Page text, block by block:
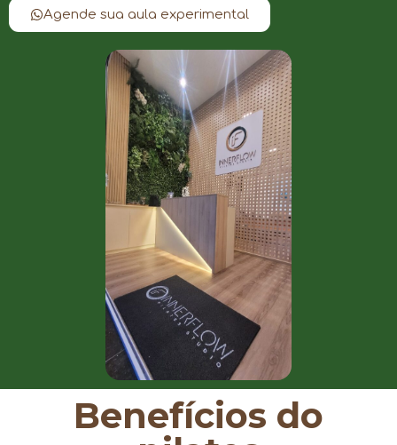
Agende sua aula experimental
Benefícios do